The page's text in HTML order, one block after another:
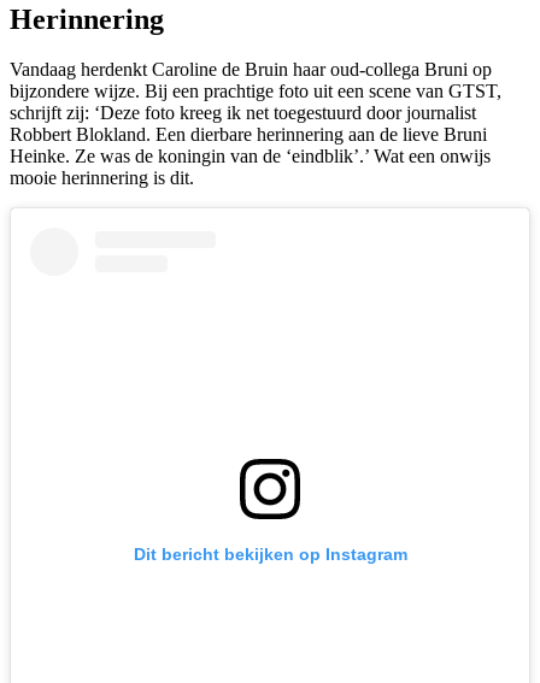
Herinnering
Vandaag herdenkt Caroline de Bruin haar oud-collega Bruni op
bijzondere wijze. Bij een prachtige foto uit een scene van GTST,
schrijft zij: ‘Deze foto kreeg ik net toegestuurd door journalist
Robbert Blokland. Een dierbare herinnering aan de lieve Bruni
Heinke. Ze was de koningin van de ‘eindblik’.’ Wat een onwijs
mooie herinnering is dit.
Dit bericht bekijken op Instagram